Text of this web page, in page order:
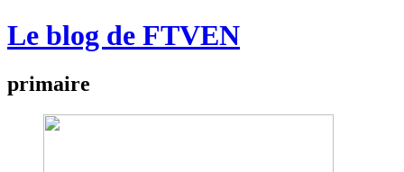
Le blog de FTVEN
primaire